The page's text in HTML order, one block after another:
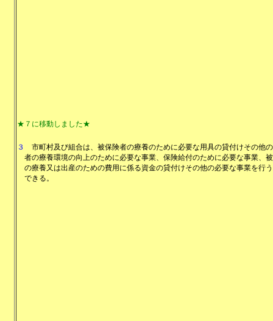
★７に移動しました★
３
市町村及び組合は、被保険者の療養のために必要な用具の貸付けその他
者の療養環境の向上のために必要な事業、保険給付のために必要な事業、
の療養又は出産のための費用に係る資金の貸付けその他の必要な事業を行
できる。